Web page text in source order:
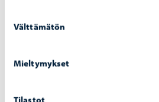
valinta
Välttämätön
Mieltymykset
Porvoon vesi
laskutuslisän 1.9.2026 alkaen